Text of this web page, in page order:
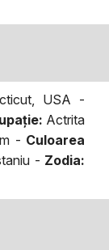
USA -
Actrita
- Culoarea
- Zodia: